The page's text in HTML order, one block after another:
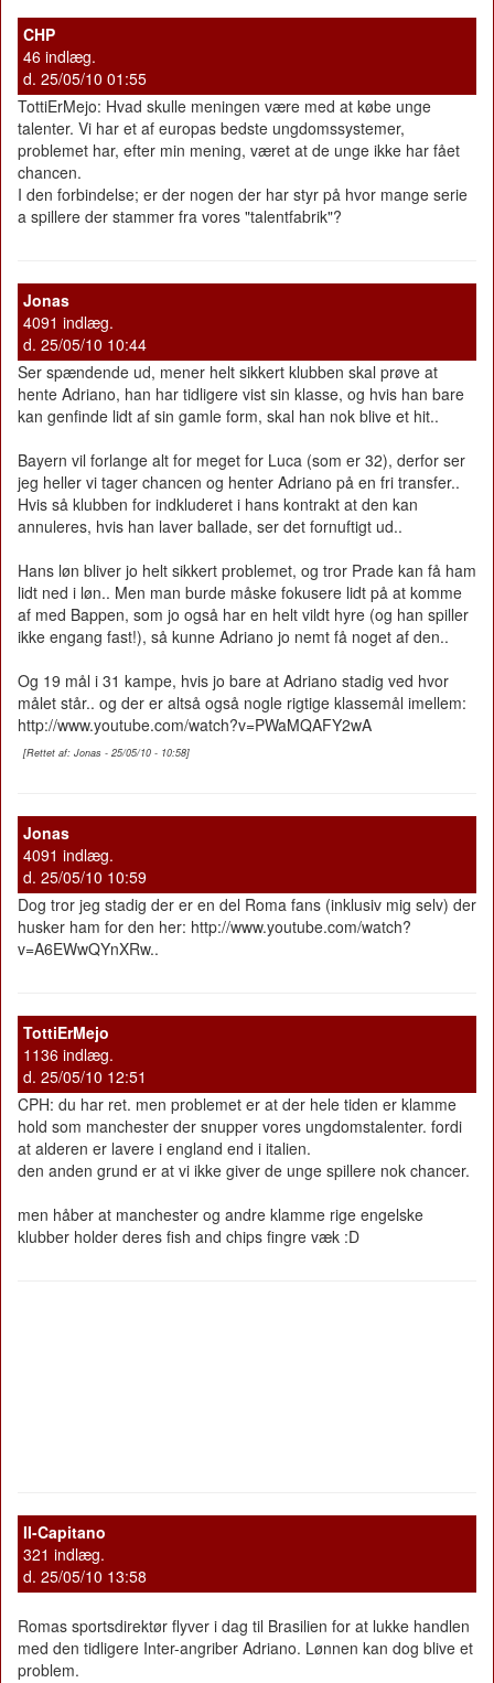
CHP
46 indlæg.
d. 25/05/10 01:55
TottiErMejo: Hvad skulle meningen være med at købe unge
talenter. Vi har et af europas bedste ungdomssystemer,
problemet har, efter min mening, været at de unge ikke har fået
chancen.
I den forbindelse; er der nogen der har styr på hvor mange serie
a spillere der stammer fra vores "talentfabrik"?
Jonas
4091 indlæg.
d. 25/05/10 10:44
Ser spændende ud, mener helt sikkert klubben skal prøve at
hente Adriano, han har tidligere vist sin klasse, og hvis han bare
kan genfinde lidt af sin gamle form, skal han nok blive et hit..
Bayern vil forlange alt for meget for Luca (som er 32), derfor ser
jeg heller vi tager chancen og henter Adriano på en fri transfer..
Hvis så klubben for indkluderet i hans kontrakt at den kan
annuleres, hvis han laver ballade, ser det fornuftigt ud..
Hans løn bliver jo helt sikkert problemet, og tror Prade kan få ham
lidt ned i løn.. Men man burde måske fokusere lidt på at komme
af med Bappen, som jo også har en helt vildt hyre (og han spiller
ikke engang fast!), så kunne Adriano jo nemt få noget af den..
Og 19 mål i 31 kampe, hvis jo bare at Adriano stadig ved hvor
målet står.. og der er altså også nogle rigtige klassemål imellem:
http://www.youtube.com/watch?v=PWaMQAFY2wA
[Rettet af: Jonas - 25/05/10 - 10:58]
Jonas
4091 indlæg.
d. 25/05/10 10:59
Dog tror jeg stadig der er en del Roma fans (inklusiv mig selv) der
husker ham for den her: http://www.youtube.com/watch?
v=A6EWwQYnXRw..
TottiErMejo
1136 indlæg.
d. 25/05/10 12:51
CPH: du har ret. men problemet er at der hele tiden er klamme
hold som manchester der snupper vores ungdomstalenter. fordi
at alderen er lavere i england end i italien.
den anden grund er at vi ikke giver de unge spillere nok chancer.
men håber at manchester og andre klamme rige engelske
klubber holder deres fish and chips fingre væk :D
II-Capitano
321 indlæg.
d. 25/05/10 13:58
Romas sportsdirektør flyver i dag til Brasilien for at lukke handlen
med den tidligere Inter-angriber Adriano. Lønnen kan dog blive et
problem.